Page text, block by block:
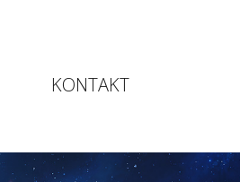
KONTAKT